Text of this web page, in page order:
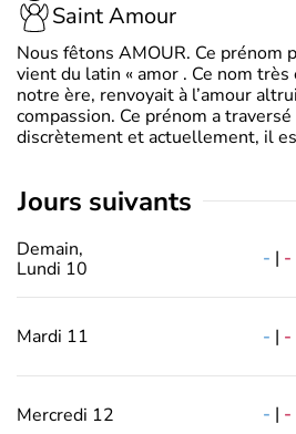
Saint Amour
Nous fêtons AMOUR. Ce prénom
vient du latin « amor . Ce nom
notre ère, renvoyait à l’amour
compassion. Ce prénom a
discrètement et actuellement, il
jours suivants
Demain,
Lundi 10
- | -
Mardi 11 - | -
Mercredi 12 - | -